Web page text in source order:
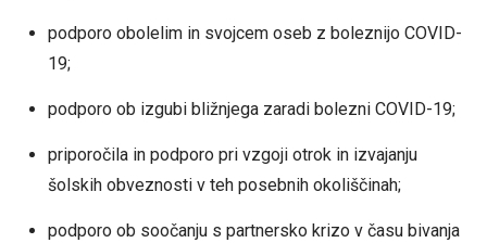
podporo obolelim in svojcem oseb z boleznijo COVID-
19;
podporo ob izgubi bližnjega zaradi bolezni COVID-19;
priporočila in podporo pri vzgoji otrok in izvajanju
šolskih obveznosti v teh posebnih okoliščinah;
podporo ob soočanju s partnersko krizo v času bivanja